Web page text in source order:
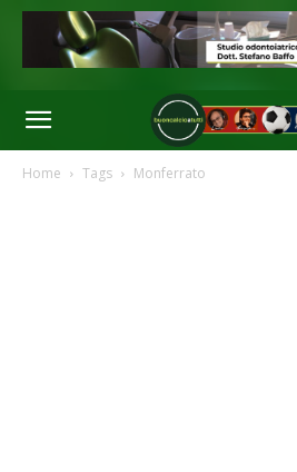
Home Tags Monferrato